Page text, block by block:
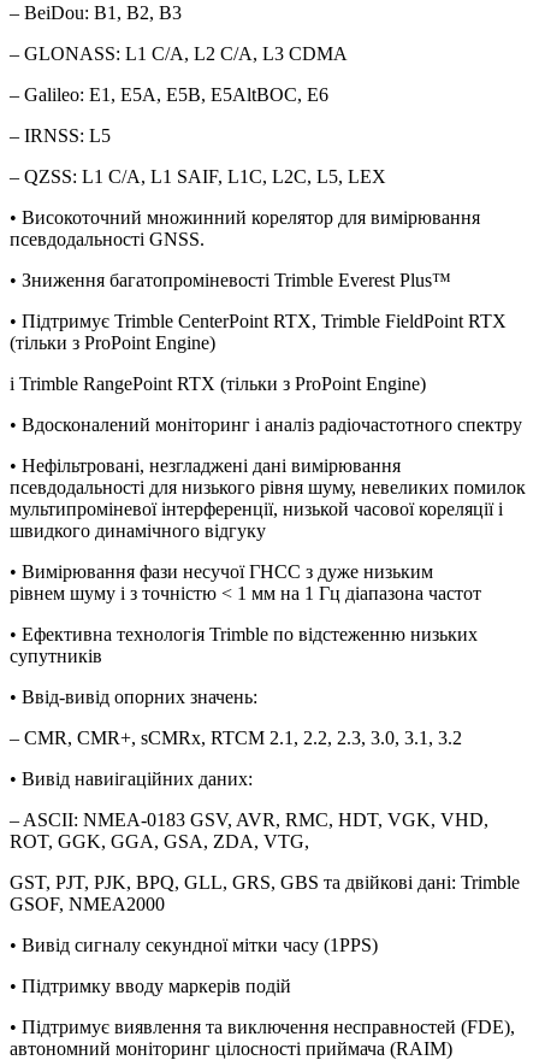
– BeiDou: B1, B2, B3
– GLONASS: L1 C/A, L2 C/A, L3 CDMA
– Galileo: E1, E5A, E5B, E5AltBOC, E6
– IRNSS: L5
– QZSS: L1 C/A, L1 SAIF, L1C, L2C, L5, LEX
• Високоточний множинний корелятор для вимірювання
псевдодальності GNSS.
• Зниження багатопроміневості Trimble Everest Plus™
• Підтримує Trimble CenterPoint RTX, Trimble FieldPoint RTX
(тільки з ProPoint Engine)
і Trimble RangePoint RTX (тільки з ProPoint Engine)
• Вдосконалений моніторинг і аналіз радіочастотного спектру
• Нефільтровані, незгладжені дані вимірювання
псевдодальності для низького рівня шуму, невеликих помилок
мультипроміневої інтерференції, низькой часової кореляції і
швидкого динамічного відгуку
• Вимірювання фази несучої ГНСС з дуже низьким
рівнем шуму і з точністю < 1 мм на 1 Гц діапазона частот
• Ефективна технологія Trimble по відстеженню низьких
супутників
• Ввід-вивід опорних значень:
– CMR, CMR+, sCMRx, RTCM 2.1, 2.2, 2.3, 3.0, 3.1, 3.2
• Вивід навиігаційних даних:
– ASCII: NMEA-0183 GSV, AVR, RMC, HDT, VGK, VHD,
ROT, GGK, GGA, GSA, ZDA, VTG,
GST, PJT, PJK, BPQ, GLL, GRS, GBS та двійкові дані: Trimble
GSOF, NMEA2000
• Вивід сигналу секундної мітки часу (1PPS)
• Підтримку вводу маркерів подій
• Підтримує виявлення та виключення несправностей (FDE),
автономний моніторинг цілосності приймача (RAIM)